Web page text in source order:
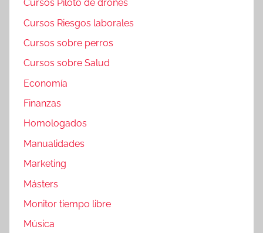
Cursos Piloto de drones
Cursos Riesgos laborales
Cursos sobre perros
Cursos sobre Salud
Economía
Finanzas
Homologados
Manualidades
Marketing
Másters
Monitor tiempo libre
Música